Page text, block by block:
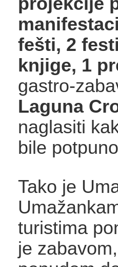
fešti, 2
knjige, 1
gastro-
Laguna
naglasiti
bile
Tako je
turistima
je